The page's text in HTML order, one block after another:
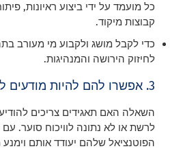
כל מועמד על ידי ביצוע ראיונות,
קבוצות מיקוד.
כדי לקבל מושג ולקבוע מי מעורב
לחיזוק הירושה והמנהיגות.
3. אפשרו להם להיות מודעים לתוכניות שלכם.
השאלה האם תאגידים צריכים
לרשת או לא נתונה לוויכוח סוער.
הפוטנציאל שלהם יעודד אותם